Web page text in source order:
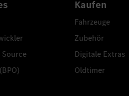
Source
Kaufen
Fahrzeuge
Zubehör
Digitale Extras
Oldtimer